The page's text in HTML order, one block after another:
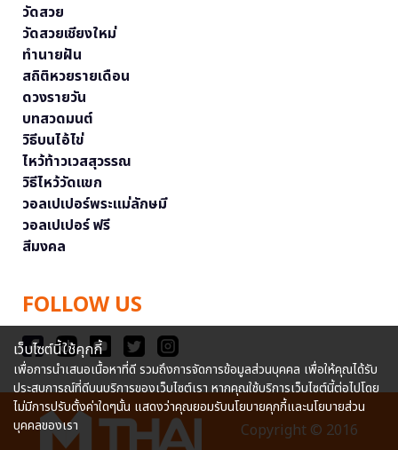
วัดสวย
วัดสวยเชียงใหม่
ทำนายฝัน
สถิติหวยรายเดือน
ดวงรายวัน
บทสวดมนต์
วิธีบนไอ้ไข่
ไหว้ท้าวเวสสุวรรณ
วิธีไหว้วัดแขก
วอลเปเปอร์พระแม่ลักษมี
วอลเปเปอร์ ฟรี
สีมงคล
FOLLOW US
Copyright © 2016
เว็บไซต์นี้ใช้คุกกี้
เพื่อการนำเสนอเนื้อหาที่ดี รวมถึงการจัดการข้อมูลส่วนบุคคล เพื่อให้คุณได้รับ
ประสบการณ์ที่ดีบนบริการของเว็บไซต์เรา หากคุณใช้บริการเว็บไซต์นี้ต่อไปโดย
ไม่มีการปรับตั้งค่าใดๆนั้น แสดงว่าคุณยอมรับนโยบายคุกกี้และนโยบายส่วน
บุคคลของเรา